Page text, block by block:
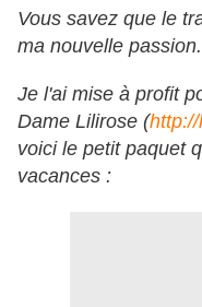
Vous savez que le
ma nouvelle
Je l'ai mise à profit
Dame Lilirose (
voici le petit paquet
vacances :